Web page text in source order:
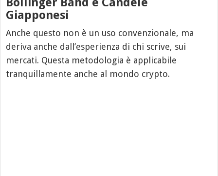
Giapponesi
Anche questo non è un uso convenzionale, ma
deriva anche dall’esperienza di chi scrive, sui
mercati. Questa metodologia è applicabile
tranquillamente anche al mondo crypto.